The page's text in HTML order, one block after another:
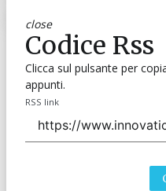
close
Codice Rss
Clicca sul pulsante per
appunti.
RSS link